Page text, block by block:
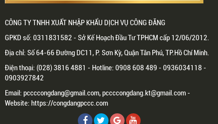
CÔNG TY TNHH XUẤT NHẬP KHẨU DỊCH VỤ CÔNG ĐĂNG
GPKD số: 0311831582 - Sở Kế Hoạch Đầu Tư TPHCM cấp 12/06/2012.
Địa chỉ: Số 64-66 Đường DC11, P. Sơn Kỳ, Quận Tân Phú, TP.Hồ Chí Minh.
Điện thoại: (028) 3816 4881 - Hotline: 0908 608 489 - 0936034118 -
0903927842
Email: pccccongdang@gmail.com, pccccongdang.kt@gmail.com -
Website: https://congdangpccc.com